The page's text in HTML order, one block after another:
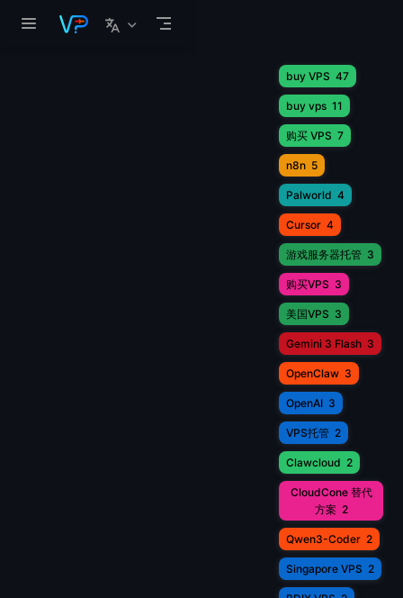
buy VPS 47
buy vps 11
购买 VPS 7
n8n 5
Palworld 4
Cursor 4
游戏服务器托管 3
购买VPS 3
美国VPS 3
Gemini 3 Flash 3
OpenClaw 3
OpenAI 3
VPS托管 2
Clawcloud 2
CloudCone 替代
方案 2
Qwen3-Coder 2
Singapore VPS 2